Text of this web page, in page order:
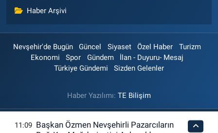
Haber Arşivi
Nevşehir'de Bugün Güncel Siyaset Özel Haber
Turizm
Ekonomi
Spor Gündem
İlan - Duyuru- Mesaj
Türkiye Gündemi
Sizden Gelenler
Haber Yazılımı: TE Bilişim
11:09 Başkan Özmen Nevşehirli Pazarcıların